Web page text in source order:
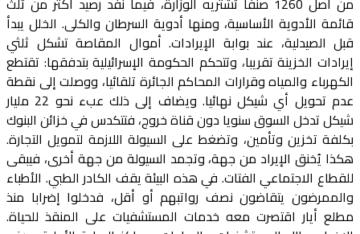
قائمة الأدوية الأساسية، ومنها أدوية السرطان والكلى. الخلل يبدأ
قبل الصيدلية، عند بوابة الإيرادات. أموال المقاصة تشكل ثلثي
إيرادات الخزينة تقريبا، وتتحكم الحكومة الإسرائيلية بتدفقها: تقتطع
الكهرباء والمياه وقرارات المحاكم الجائرة تلقائيا، ووصلت إلى نقطة
عدم تحويل أي شيكل نهائيا. ويضاف إلى ذلك عبء نحو 22 مليار
شيكل تدخل السوق سنويا دون قناة خروج، فتتكدس في خزائن البنوك
بكلفة تخزين وتأمين، وتضغط على السيولة اللازمة لتمويل التجارة.
هكذا يُخنق الإيراد من جهة، وتجمد السيولة من جهة أخرى، فيبقى
للقطاع الاجتماعي الفتات. في هذه البيئة يقف الكادر الطبي. الأطباء
والممرضون يتقاضون نصف رواتبهم أو أقل، فدخلوا إضرابا منذ
مطلع أيار اقتصرت معه خدمات المستشفيات على المنقذ للحياة.